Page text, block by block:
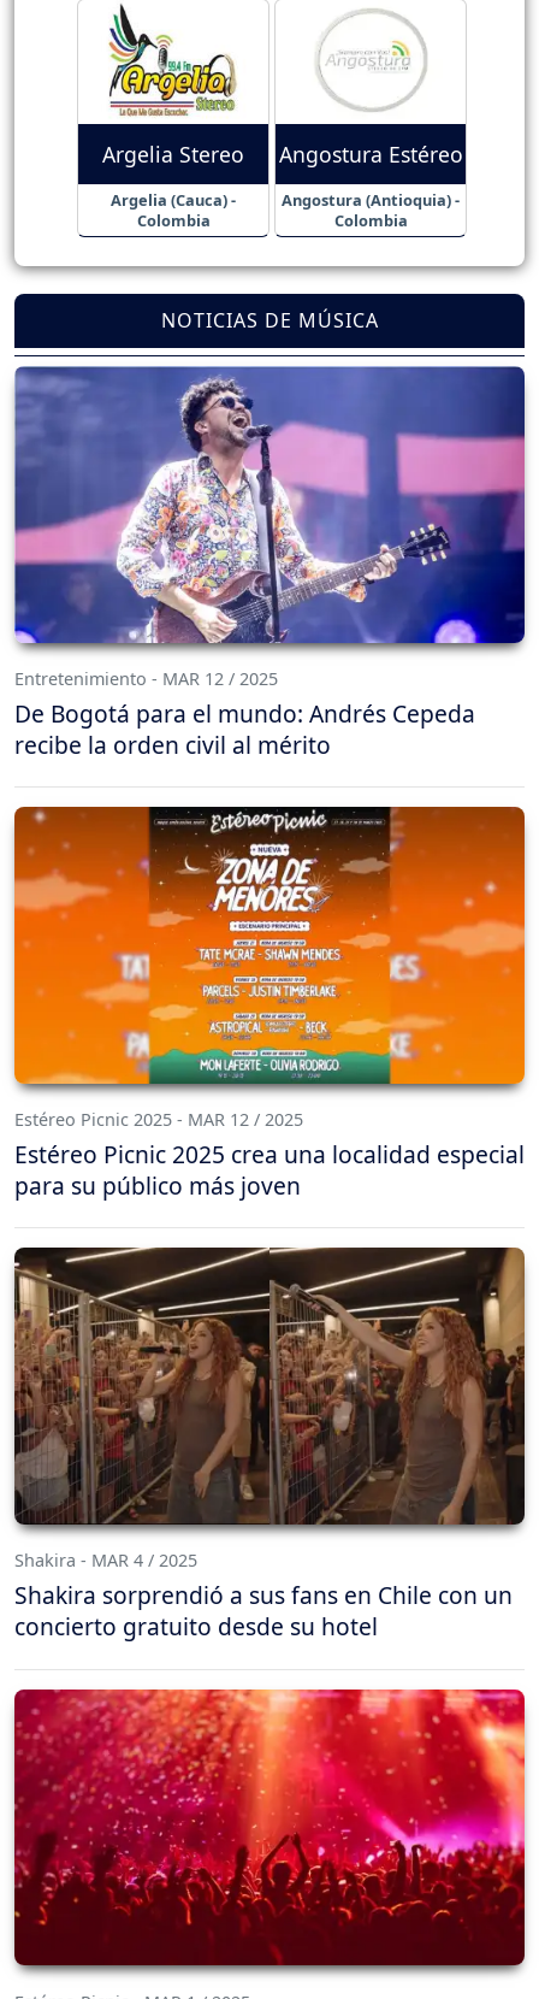
Argelia Stereo
Argelia (Cauca) -
Colombia
Angostura Estéreo
Angostura (Antioquia) -
Colombia
NOTICIAS DE MÚSICA
Entretenimiento - MAR 12 / 2025
De Bogotá para el mundo: Andrés Cepeda
recibe la orden civil al mérito
Estéreo Picnic 2025 - MAR 12 / 2025
Estéreo Picnic 2025 crea una localidad especial
para su público más joven
Shakira - MAR 4 / 2025
Shakira sorprendió a sus fans en Chile con un
concierto gratuito desde su hotel